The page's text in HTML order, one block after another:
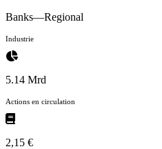
Banks—Regional
Industrie
5.14 Mrd
Actions en circulation
2,15 €